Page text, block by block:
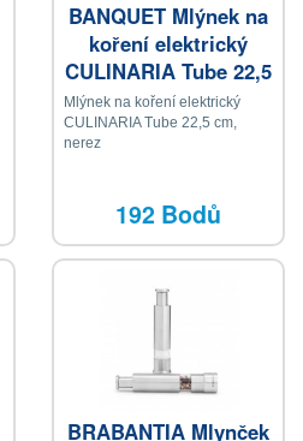
BANQUET Mlýnek na
koření elektrický
CULINARIA Tube 22,5
cm, nerez
Mlýnek na koření elektrický
CULINARIA Tube 22,5 cm,
nerez
192 Bodů
BRABANTIA Mlynček